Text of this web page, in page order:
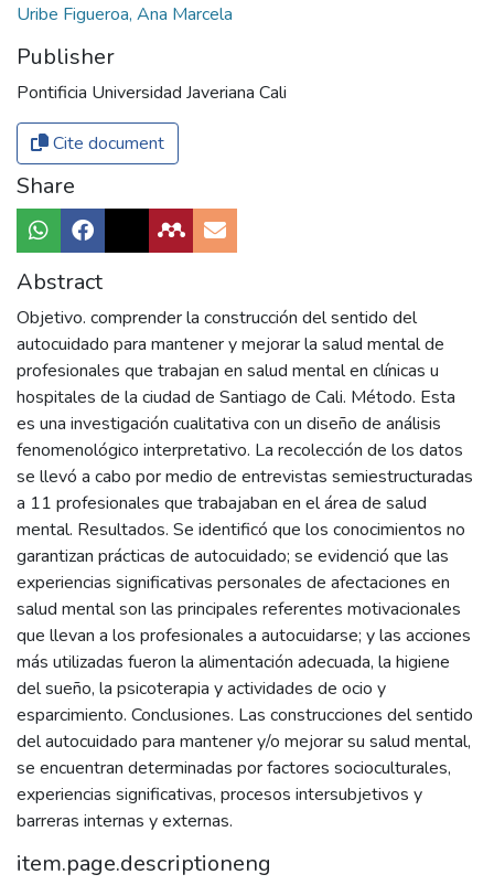
Uribe Figueroa, Ana Marcela
Publisher
Pontificia Universidad Javeriana Cali
Cite document
Share
Abstract
Objetivo. comprender la construcción del sentido del
autocuidado para mantener y mejorar la salud mental de
profesionales que trabajan en salud mental en clínicas u
hospitales de la ciudad de Santiago de Cali. Método. Esta
es una investigación cualitativa con un diseño de análisis
fenomenológico interpretativo. La recolección de los datos
se llevó a cabo por medio de entrevistas semiestructuradas
a 11 profesionales que trabajaban en el área de salud
mental. Resultados. Se identificó que los conocimientos no
garantizan prácticas de autocuidado; se evidenció que las
experiencias significativas personales de afectaciones en
salud mental son las principales referentes motivacionales
que llevan a los profesionales a autocuidarse; y las acciones
más utilizadas fueron la alimentación adecuada, la higiene
del sueño, la psicoterapia y actividades de ocio y
esparcimiento. Conclusiones. Las construcciones del sentido
del autocuidado para mantener y/o mejorar su salud mental,
se encuentran determinadas por factores socioculturales,
experiencias significativas, procesos intersubjetivos y
barreras internas y externas.
item.page.descriptioneng